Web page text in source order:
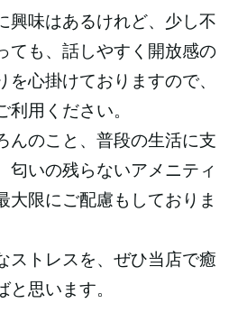
興味はあるけれど、少し不
ても、話しやすく開放感の
を心掛けておりますので、
用ください。
んのこと、普段の生活に支
匂いの残らないアメニティ
大限にご配慮もしておりま
ストレスを、ぜひ当店で癒
と思います。